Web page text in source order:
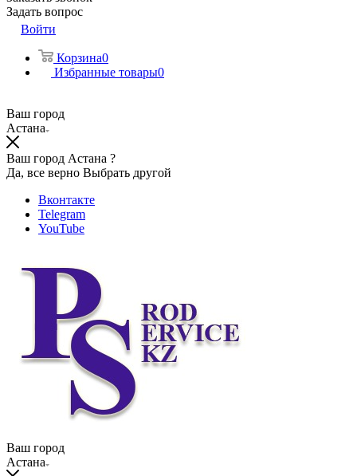
Задать вопрос
Войти
Корзина0
Избранные товары0
Ваш город
Астана
Ваш город Астана ?
Да, все верно Выбрать другой
Вконтакте
Telegram
YouTube
Ваш город
Астана